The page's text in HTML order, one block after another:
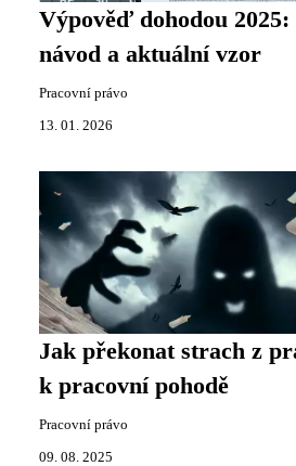
Výpověď dohodou
návod a aktuální vzor
Pracovní právo
13. 01. 2026
Jak překonat strach z
k pracovní pohodě
Pracovní právo
09. 08. 2025